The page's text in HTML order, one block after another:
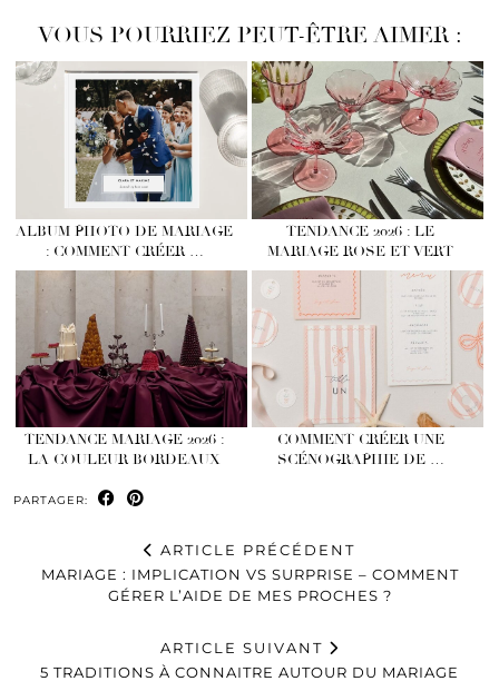
VOUS POURRIEZ PEUT-ÊTRE AIMER :
ALBUM PHOTO DE MARIAGE
: COMMENT CRÉER …
TENDANCE 2026 : LE
MARIAGE ROSE ET VERT
TENDANCE MARIAGE 2026 :
LA COULEUR BORDEAUX
COMMENT CRÉER UNE
SCÉNOGRAPHIE DE …
PARTAGER:
ARTICLE PRÉCÉDENT
MARIAGE : IMPLICATION VS SURPRISE – COMMENT
GÉRER L’AIDE DE MES PROCHES ?
ARTICLE SUIVANT
5 TRADITIONS À CONNAITRE AUTOUR DU MARIAGE